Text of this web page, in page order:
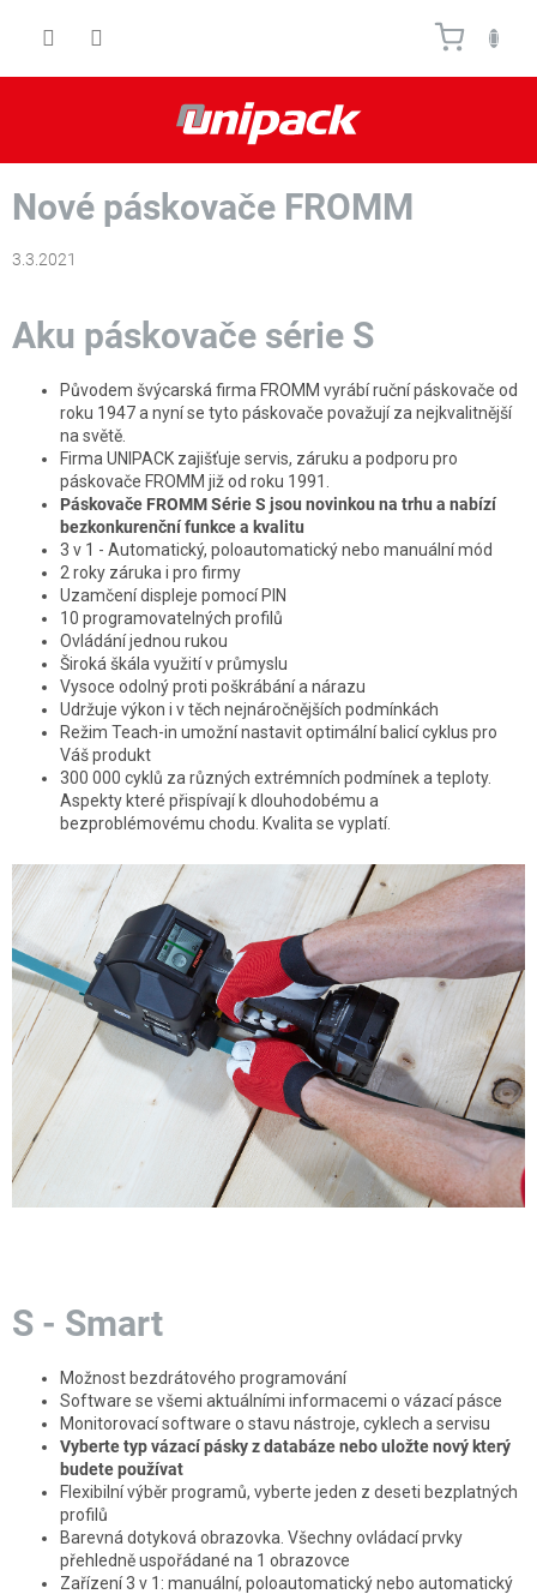
Nové páskovače FROMM
3.3.2021
Aku páskovače série S
Původem švýcarská firma FROMM vyrábí ruční páskovače od
roku 1947 a nyní se tyto páskovače považují za nejkvalitnější
na světě.
Firma UNIPACK zajišťuje servis, záruku a podporu pro
páskovače FROMM již od roku 1991.
Páskovače FROMM Série S jsou novinkou na trhu a nabízí
bezkonkurenční funkce a kvalitu
3 v 1 - Automatický, poloautomatický nebo manuální mód
2 roky záruka i pro firmy
Uzamčení displeje pomocí PIN
10 programovatelných profilů
Ovládání jednou rukou
Široká škála využití v průmyslu
Vysoce odolný proti poškrábání a nárazu
Udržuje výkon i v těch nejnáročnějších podmínkách
Režim Teach-in umožní nastavit optimální balicí cyklus pro
Váš produkt
300 000 cyklů za různých extrémních podmínek a teploty.
Aspekty které přispívají k dlouhodobému a
bezproblémovému chodu. Kvalita se vyplatí.
S - Smart
Možnost bezdrátového programování
Software se všemi aktuálními informacemi o vázací pásce
Monitorovací software o stavu nástroje, cyklech a servisu
Vyberte typ vázací pásky z databáze nebo uložte nový který
budete používat
Flexibilní výběr programů, vyberte jeden z deseti bezplatných
profilů
Barevná dotyková obrazovka. Všechny ovládací prvky
přehledně uspořádané na 1 obrazovce
Zařízení 3 v 1: manuální, poloautomatický nebo automatický